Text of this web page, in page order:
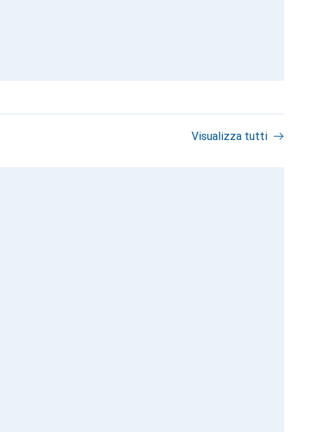
Visualizza tutti